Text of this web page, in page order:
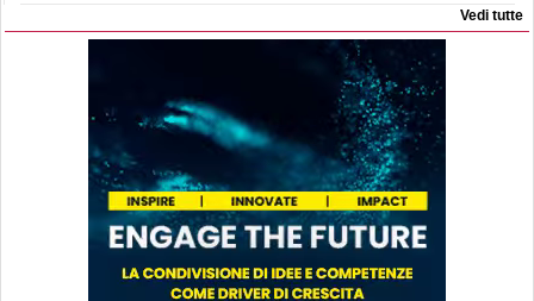
Vedi tutte